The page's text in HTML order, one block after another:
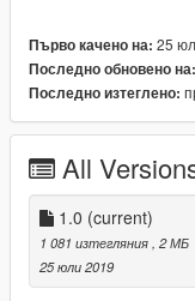
Първо качено на: 25
Последно обновено на:
Последно изтеглено:
All
1.0 (current)
1 081 изтегляния , 2 МБ
25 юли 2019